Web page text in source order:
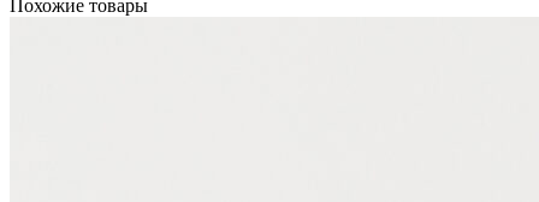
Похожие товары